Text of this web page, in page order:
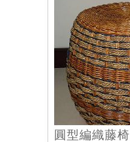
圓型編織藤椅